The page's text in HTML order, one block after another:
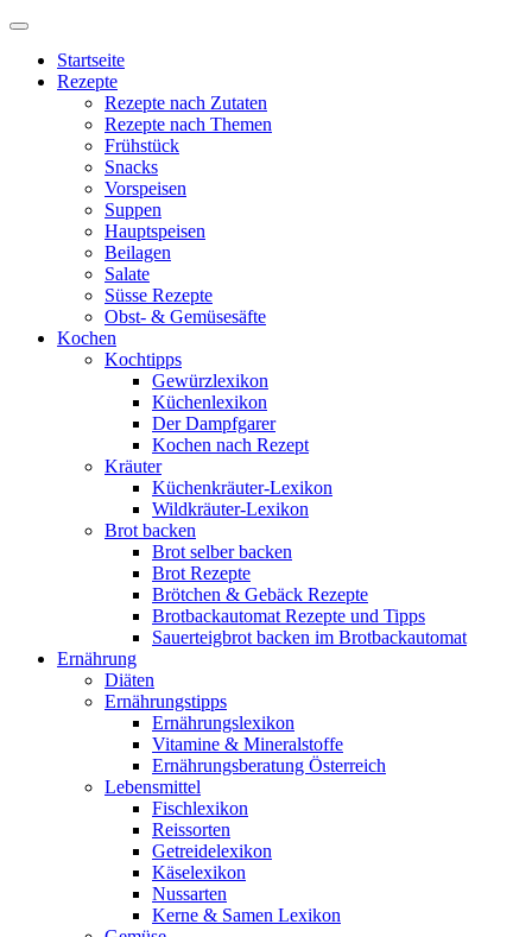
Startseite
Rezepte
Rezepte nach Zutaten
Rezepte nach Themen
Frühstück
Snacks
Vorspeisen
Suppen
Hauptspeisen
Beilagen
Salate
Süsse Rezepte
Obst- & Gemüsesäfte
Kochen
Kochtipps
Gewürzlexikon
Küchenlexikon
Der Dampfgarer
Kochen nach Rezept
Kräuter
Küchenkräuter-Lexikon
Wildkräuter-Lexikon
Brot backen
Brot selber backen
Brot Rezepte
Brötchen & Gebäck Rezepte
Brotbackautomat Rezepte und Tipps
Sauerteigbrot backen im Brotbackautomat
Ernährung
Diäten
Ernährungstipps
Ernährungslexikon
Vitamine & Mineralstoffe
Ernährungsberatung Österreich
Lebensmittel
Fischlexikon
Reissorten
Getreidelexikon
Käselexikon
Nussarten
Kerne & Samen Lexikon